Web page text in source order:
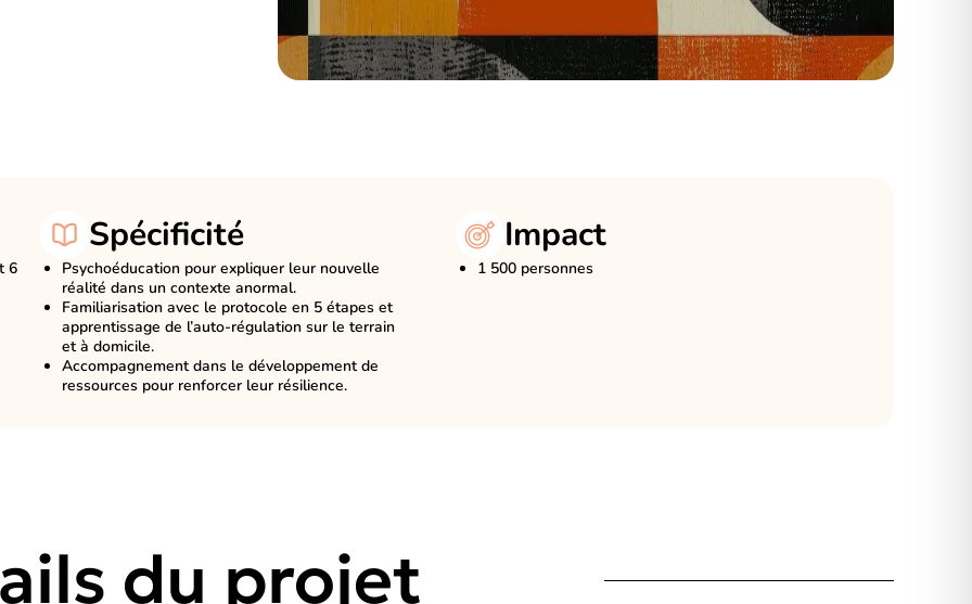
6
Spécificité
Psychoéducation pour expliquer leur nouvelle
réalité dans un contexte anormal.
Familiarisation avec le protocole en 5 étapes et
apprentissage de l’auto-régulation sur le terrain
et à domicile.
Accompagnement dans le développement de
ressources pour renforcer leur résilience.
Impact
1 500 personnes
du projet